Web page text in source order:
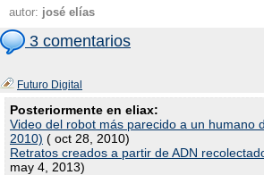
autor: josé elías
3 comentarios
Futuro Digital
Posteriormente en eliax:
Video del robot más parecido a un humano
2010) ( oct 28, 2010)
Retratos creados a partir de ADN
may 4, 2013)